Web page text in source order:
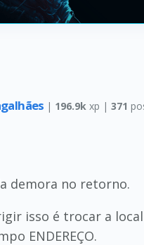
| 196.9k xp |371
demora no retorno.
isso é trocar a
ENDEREÇO.